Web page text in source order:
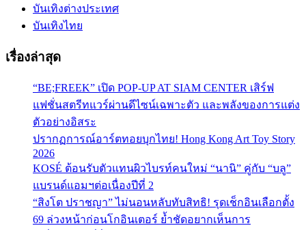
บันเทิงต่างประเทศ
บันเทิงไทย
เรื่องล่าสุด
“BE;FREEK” เปิด POP-UP AT SIAM CENTER เสิร์ฟ
แฟชั่นสตรีทแวร์ผ่านดีไซน์เฉพาะตัว และพลังของการแต่ง
ตัวอย่างอิสระ
ปรากฏการณ์อาร์ตทอยบุกไทย! Hong Kong Art Toy Story
2026
KOSÉ ต้อนรับตัวแทนผิวไบรท์คนใหม่ “นานิ” คู่กับ “บลู”
แบรนด์แอมฯต่อเนื่องปีที่ 2
“สิงโต ปราชญา” ไม่นอนหลับทับสิทธิ! รุดเช็กอินเลือกตั้ง
69 ล่วงหน้าก่อนโกอินเตอร์ ย้ำชัดอยากเห็นการ